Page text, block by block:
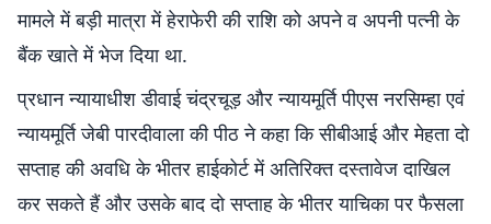
मामले में बड़ी मात्रा में हेराफेरी की राशि को अपने व अपनी पत्नी के
बैंक खाते में भेज दिया था.
प्रधान न्यायाधीश डीवाई चंद्रचूड़ और न्यायमूर्ति पीएस नरसिम्हा एवं
न्यायमूर्ति जेबी पारदीवाला की पीठ ने कहा कि सीबीआई और मेहता दो
सप्ताह की अवधि के भीतर हाईकोर्ट में अतिरिक्त दस्तावेज दाखिल
कर सकते हैं और उसके बाद दो सप्ताह के भीतर याचिका पर फैसला